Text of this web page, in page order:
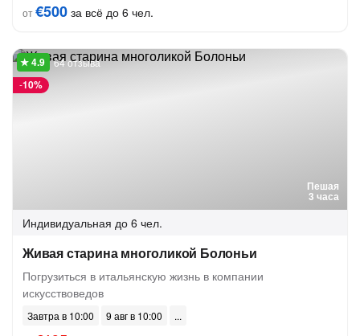
от€500 за всё до 6 чел.
Пешая
3 часа
-10%
64 отзыва
Индивидуальная до 6 чел.
Живая старина многоликой Болоньи
Погрузиться в итальянскую жизнь в компании
искусствоведов
Завтра в 10:00
9 авг в 10:00